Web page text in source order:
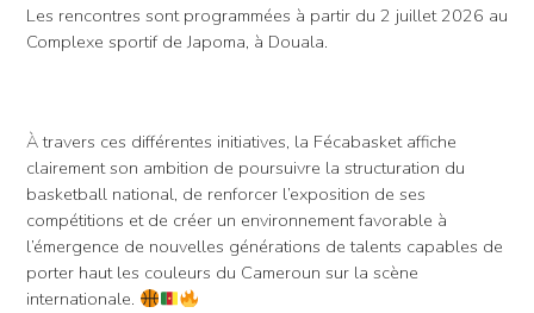
Les rencontres sont programmées à partir du 2 juillet 2026 au
Complexe sportif de Japoma, à Douala.
À travers ces différentes initiatives, la Fécabasket affiche
clairement son ambition de poursuivre la structuration du
basketball national, de renforcer l’exposition de ses
compétitions et de créer un environnement favorable à
l’émergence de nouvelles générations de talents capables de
porter haut les couleurs du Cameroun sur la scène
internationale.